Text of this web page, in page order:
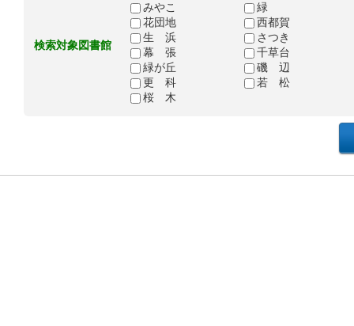
検索対象図書館
みやこ
緑
花団地
西都賀
生 浜
さつき
幕 張
千草台
緑が丘
磯 辺
更 科
若 松
桜 木